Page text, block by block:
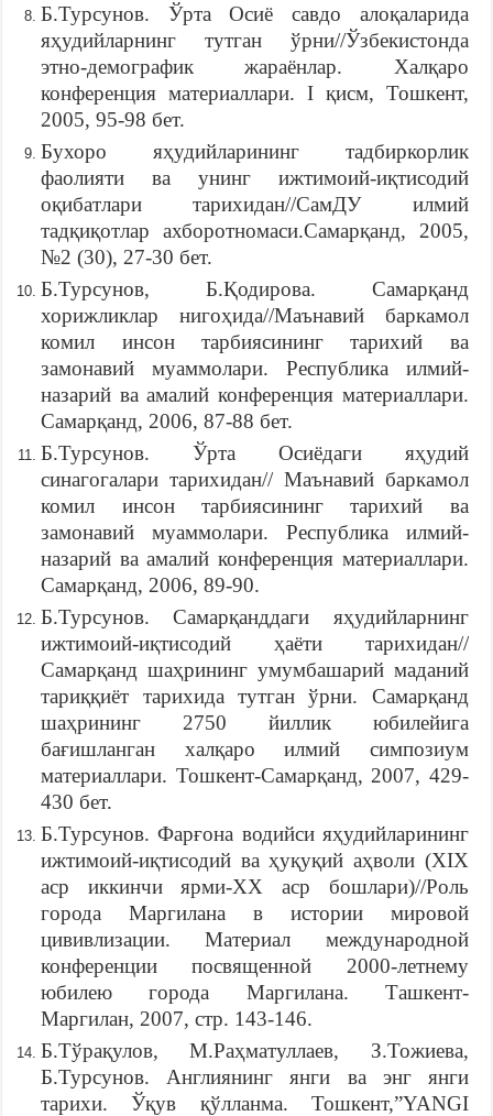
Б.Турсунов. Ўрта Осиё савдо алоқаларида
яҳудийларнинг тутган ўрни//Ўзбекистонда
этно-демографик жараёнлар. Халқаро
конференция материаллари. I қисм, Тошкент,
2005, 95-98 бет.
Бухоро яҳудийларининг тадбиркорлик
фаолияти ва унинг ижтимоий-иқтисодий
оқибатлари тарихидан//СамДУ илмий
тадқиқотлар ахборотномаси.Самарқанд, 2005,
№2 (30), 27-30 бет.
Б.Турсунов, Б.Қодирова. Самарқанд
хорижликлар нигоҳида//Маънавий баркамол
комил инсон тарбиясининг тарихий ва
замонавий муаммолари. Республика илмий-
назарий ва амалий конференция материаллари.
Самарқанд, 2006, 87-88 бет.
Б.Турсунов. Ўрта Осиёдаги яҳудий
синагогалари тарихидан// Маънавий баркамол
комил инсон тарбиясининг тарихий ва
замонавий муаммолари. Республика илмий-
назарий ва амалий конференция материаллари.
Самарқанд, 2006, 89-90.
Б.Турсунов. Самарқанддаги яҳудийларнинг
ижтимоий-иқтисодий ҳаёти тарихидан//
Самарқанд шаҳрининг умумбашарий маданий
тариққиёт тарихида тутган ўрни. Самарқанд
шаҳрининг 2750 йиллик юбилейига
бағишланган халқаро илмий симпозиум
материаллари. Тошкент-Самарқанд, 2007, 429-
430 бет.
Б.Турсунов. Фарғона водийси яҳудийларининг
ижтимоий-иқтисодий ва ҳуқуқий аҳволи (XIX
аср иккинчи ярми-XX аср бошлари)//Роль
города Маргилана в истории мировой
цививлизации. Материал международной
конференции посвященной 2000-летнему
юбилею города Маргилана. Ташкент-
Маргилан, 2007, стр. 143-146.
Б.Тўрақулов, М.Раҳматуллаев, З.Тожиева,
Б.Турсунов. Англиянинг янги ва энг янги
тарихи. Ўқув қўлланма. Тошкент,”YANGI